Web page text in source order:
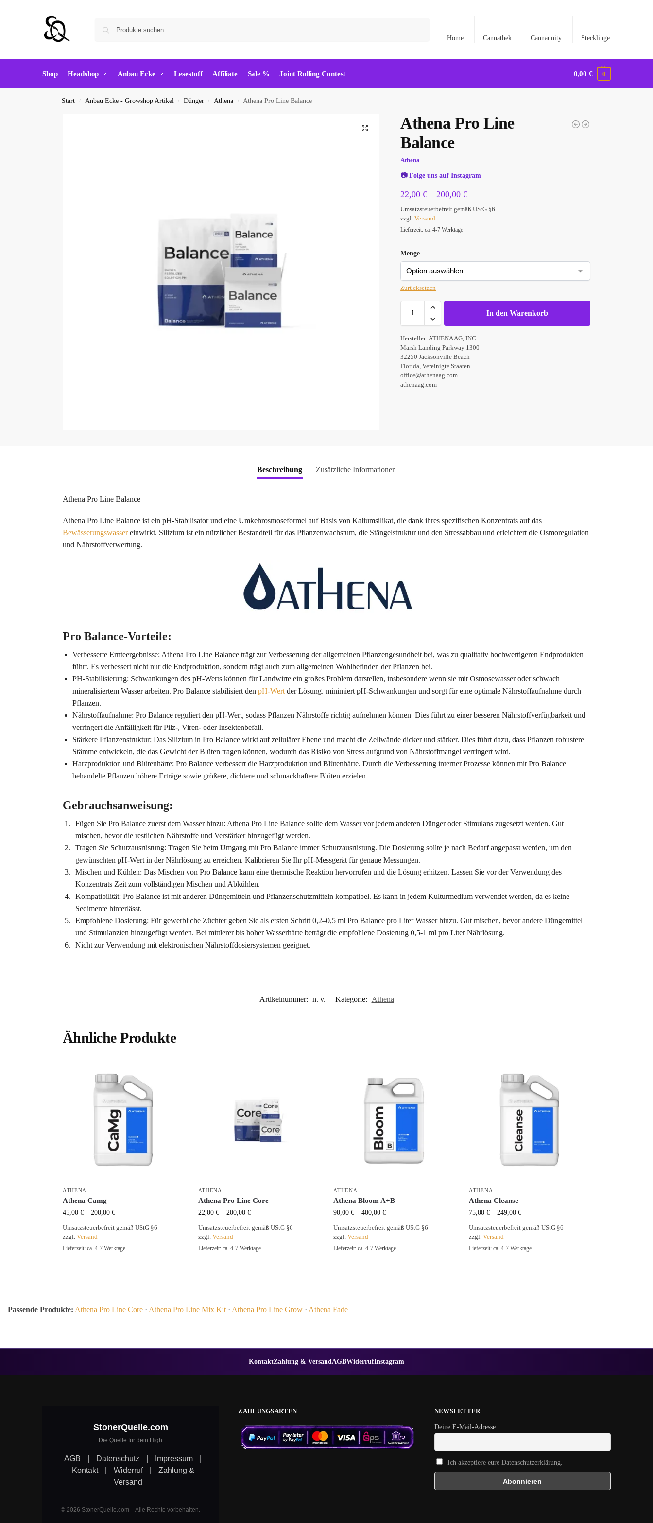
Home Cannathek Cannaunity Stecklinge
Shop Headshop Anbau Ecke Lesestoff Affiliate Sale % Joint Rolling Contest 0,00€ 0
Start / Anbau Ecke - Growshop Artikel / Dünger / Athena / Athena Pro Line Balance
Athena Pro Line
Balance
Athena
📷Folge uns auf Instagram
22,00€ – 200,00€
Umsatzsteuerbefreit gemäß UStG §6
zzgl.Versand
Lieferzeit: ca. 4-7 Werktage
Menge
Zurücksetzen
In den Warenkorb
Hersteller: ATHENA AG, INC
Marsh Landing Parkway 1300
32250 Jacksonville Beach
Florida, Vereinigte Staaten
office@athenaag.com
athenaag.com
Beschreibung Zusätzliche Informationen
Athena Pro Line Balance
Athena Pro Line Balance ist ein pH-Stabilisator und eine Umkehrosmoseformel auf Basis von Kaliumsilikat, die dank ihres spezifischen Konzentrats auf das
Bewässerungswassereinwirkt. Silizium ist ein nützlicher Bestandteil für das Pflanzenwachstum, die Stängelstruktur und den Stressabbau und erleichtert die Osmoregulation
und Nährstoffverwertung.
Pro Balance-Vorteile:
Verbesserte Ernteergebnisse: Athena Pro Line Balance trägt zur Verbesserung der allgemeinen Pflanzengesundheit bei, was zu qualitativ hochwertigeren Endprodukten
führt. Es verbessert nicht nur die Endproduktion, sondern trägt auch zum allgemeinen Wohlbefinden der Pflanzen bei.
PH-Stabilisierung: Schwankungen des pH-Werts können für Landwirte ein großes Problem darstellen, insbesondere wenn sie mit Osmosewasser oder schwach
mineralisiertem Wasser arbeiten. Pro Balance stabilisiert den pH-Wertder Lösung, minimiert pH-Schwankungen und sorgt für eine optimale Nährstoffaufnahme durch
Pflanzen.
Nährstoffaufnahme: Pro Balance reguliert den pH-Wert, sodass Pflanzen Nährstoffe richtig aufnehmen können. Dies führt zu einer besseren Nährstoffverfügbarkeit und
verringert die Anfälligkeit für Pilz-, Viren- oder Insektenbefall.
Stärkere Pflanzenstruktur: Das Silizium in Pro Balance wirkt auf zellulärer Ebene und macht die Zellwände dicker und stärker. Dies führt dazu, dass Pflanzen robustere
Stämme entwickeln, die das Gewicht der Blüten tragen können, wodurch das Risiko von Stress aufgrund von Nährstoffmangel verringert wird.
Harzproduktion und Blütenhärte: Pro Balance verbessert die Harzproduktion und Blütenhärte. Durch die Verbesserung interner Prozesse können mit Pro Balance
behandelte Pflanzen höhere Erträge sowie größere, dichtere und schmackhaftere Blüten erzielen.
Gebrauchsanweisung:
Fügen Sie Pro Balance zuerst dem Wasser hinzu: Athena Pro Line Balance sollte dem Wasser vor jedem anderen Dünger oder Stimulans zugesetzt werden. Gut
mischen, bevor die restlichen Nährstoffe und Verstärker hinzugefügt werden.
Tragen Sie Schutzausrüstung: Tragen Sie beim Umgang mit Pro Balance immer Schutzausrüstung. Die Dosierung sollte je nach Bedarf angepasst werden, um den
gewünschten pH-Wert in der Nährlösung zu erreichen. Kalibrieren Sie Ihr pH-Messgerät für genaue Messungen.
Mischen und Kühlen: Das Mischen von Pro Balance kann eine thermische Reaktion hervorrufen und die Lösung erhitzen. Lassen Sie vor der Verwendung des
Konzentrats Zeit zum vollständigen Mischen und Abkühlen.
Kompatibilität: Pro Balance ist mit anderen Düngemitteln und Pflanzenschutzmitteln kompatibel. Es kann in jedem Kulturmedium verwendet werden, da es keine
Sedimente hinterlässt.
Empfohlene Dosierung: Für gewerbliche Züchter geben Sie als ersten Schritt 0,2–0,5 ml Pro Balance pro Liter Wasser hinzu. Gut mischen, bevor andere Düngemittel
und Stimulanzien hinzugefügt werden. Bei mittlerer bis hoher Wasserhärte beträgt die empfohlene Dosierung 0,5-1 ml pro Liter Nährlösung.
Nicht zur Verwendung mit elektronischen Nährstoffdosiersystemen geeignet.
Artikelnummer: n. v. Kategorie: Athena
Ähnliche Produkte
ATHENA
Athena Camg
45,00 € – 200,00 €
Umsatzsteuerbefreit gemäß UStG §6
zzgl. Versand
Lieferzeit: ca. 4-7 Werktage
ATHENA
Athena Pro Line Core
22,00 € – 200,00 €
Umsatzsteuerbefreit gemäß UStG §6
zzgl. Versand
Lieferzeit: ca. 4-7 Werktage
ATHENA
Athena Bloom A+B
90,00€ –400,00€
Umsatzsteuerbefreit gemäß UStG §6
zzgl.Versand
Lieferzeit: ca. 4-7 Werktage
ATHENA
Athena Cleanse
75,00€ – 249,00€
Umsatzsteuerbefreit gemäß UStG §6
zzgl.Versand
Lieferzeit: ca. 4-7 Werktage
Passende Produkte: Athena Pro Line Core · Athena Pro Line Mix Kit · Athena Pro Line Grow · Athena Fade
KontaktZahlung & VersandAGBWiderrufInstagram
StonerQuelle.com
Die Quelle für dein High
AGB Datenschutz Impressum
Kontakt
Widerruf
Zahlung &
Versand
© 2026 StonerQuelle.com – Alle Rechte vorbehalten.
ZAHLUNGSARTEN NEWSLETTER
Deine E-Mail-Adresse
Ich akzeptiere eure Datenschutzerklärung.